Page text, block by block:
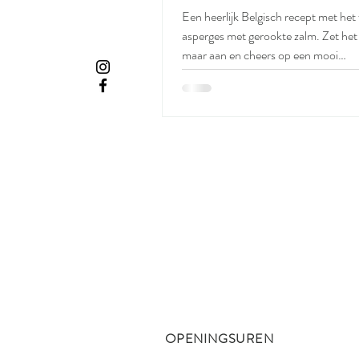
Een heerlijk Belgisch recept met het
asperges met gerookte zalm. Zet het
maar aan en cheers op een mooi
aspergeseizoen! Klaar in jawel... 15
geeft Omega-3 wat ontstekingen
OPENINGSUREN